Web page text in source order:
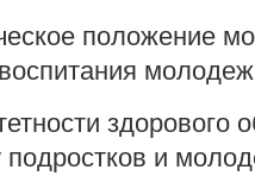
положение
здорового
подростков и